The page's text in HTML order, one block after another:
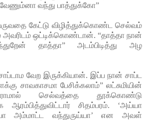
வந்து பாத்துக்கோ”
கேட்டு விழித்துக்கொண்ட செல்வம்
அவரிடம் ஒட்டிக்கொண்டான். “தாத்தா நான்
தாத்தா” அடம்பிடித்து அழ
வேற இருக்கியான். இப்ப நான் சாப்ட
சாவகாசமா பேசிக்கலாம்” லட்சுமியின்
செல்வத்தை தூக்கொண்டு
ஆரம்பித்துவிட்டார் சிதம்பரம். ‘அய்யா
அம்மாட்ட வந்துருய்யா’ என அவள்